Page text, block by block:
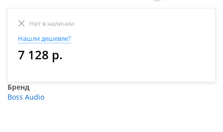
Нет в наличии
Нашли дешевле?
7 128 р.
Бренд
Boss Audio